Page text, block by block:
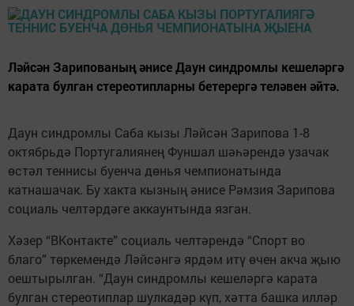
Ләйсән Зарипованың әнисе Даун синдромлы кешеләргә
карата булган стереотипларны бетерергә теләвен әйтә.
Даун синдромлы Саба кызы Ләйсән Зарипова 1-8
октябрьдә Португалиянең Фуншал шәһәрендә узачак
өстәл теннисы буенча дөнья чемпионатында
катнашачак. Бу хакта кызның әнисе Рәмзия Зарипова
социаль челтәрдәге аккаунтында язган.
Хәзер “ВКонтакте” социаль челтәрендә “Спорт во
благо” төркемендә Ләйсәнгә ярдәм итү өчен акча җыю
оештырылган. “Даун синдромлы кешеләргә карата
булган стереотиплар шулкадәр күп, хәтта башка илләр